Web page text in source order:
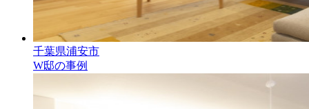
千葉県浦安市
W邸の事例